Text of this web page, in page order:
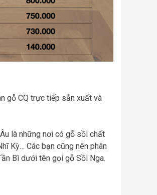
gỗ CQ trực tiếp sản xuất và
là những nơi có gỗ sồi chất
Kỳ… Các bạn cũng nên phân
Bì dưới tên gọi gỗ Sồi Nga.